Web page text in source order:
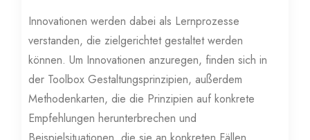
Innovationen werden dabei als Lernprozesse
verstanden, die zielgerichtet gestaltet werden
können. Um Innovationen anzuregen, finden sich in
der Toolbox Gestaltungsprinzipien, außerdem
Methodenkarten, die die Prinzipien auf konkrete
Empfehlungen herunterbrechen und